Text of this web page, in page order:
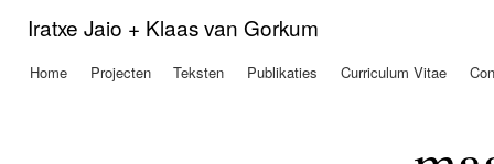
Iratxe Jaio + Klaas van Gorkum
Hoofdmenu
Home Projecten Teksten Publikaties Curriculum Vitae